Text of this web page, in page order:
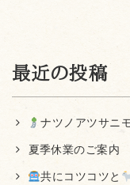
最近の投稿
ナツノアツサニ
夏季休業のご案内
共にコツコツと